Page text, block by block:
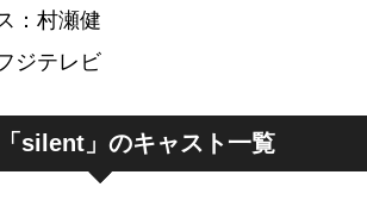
：村瀬健
ジテレビ
「silent」のキャスト一覧